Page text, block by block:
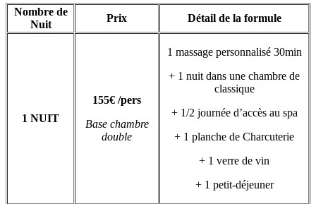
Nombre de
Nuit
Prix Détail de la formule
1 NUIT
155€ /pers
Base chambre
double
1 massage personnalisé 30min
+ 1 nuit dans une chambre de
classique
+ 1/2 journée d’accès au spa
+ 1 planche de Charcuterie
+ 1 verre de vin
+ 1 petit-déjeuner